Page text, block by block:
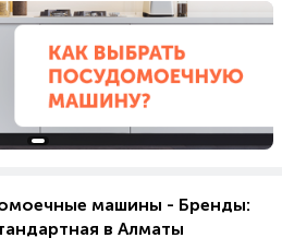
машины - Бренды:
в Алматы